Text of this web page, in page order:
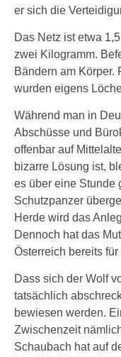
er sich die
Das Netz ist etwa
zwei Kilogramm.
Bändern am Körper.
wurden eigens
Während man in
Abschüsse und
offenbar auf
bizarre Lösung ist,
es über eine Stunde
Schutzpanzer
Herde wird das
Dennoch hat das
Österreich bereits
Dass sich der Wolf
tatsächlich
bewiesen werden.
Zwischenzeit
Schaubach hat auf